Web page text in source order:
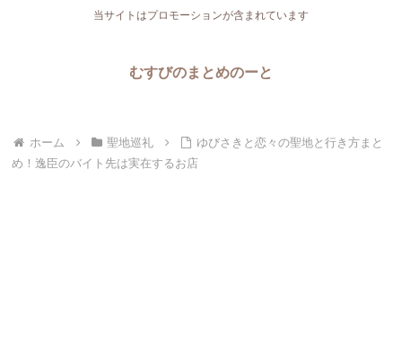
当サイトはプロモーションが含まれています
むすびのまとめのーと
ホーム 聖地巡礼
ゆびさきと恋々の聖地と行き方まと
め！逸臣のバイト先は実在するお店